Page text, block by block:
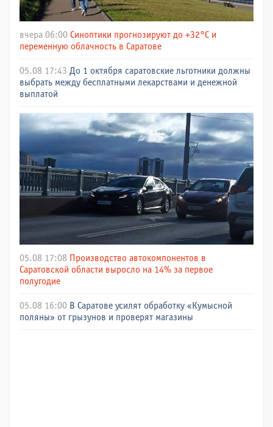
вчера 06:00 Синоптики прогнозируют до +32°C и
переменную облачность в Саратове
05.08 17:43 До 1 октября саратовские льготники должны
выбрать между бесплатными лекарствами и денежной
выплатой
05.08 17:08 Производство автокомпонентов в
Саратовской области выросло на 14% за первое
полугодие
05.08 16:00 В Саратове усилят обработку «Кумысной
поляны» от грызунов и проверят магазины